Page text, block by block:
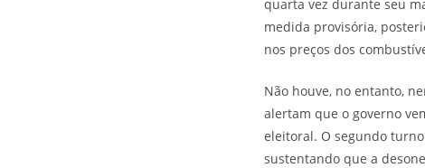
quarta vez durante seu
medida provisória,
nos preços dos
Não houve, no entanto,
alertam que o governo
eleitoral. O segundo
sustentando que a